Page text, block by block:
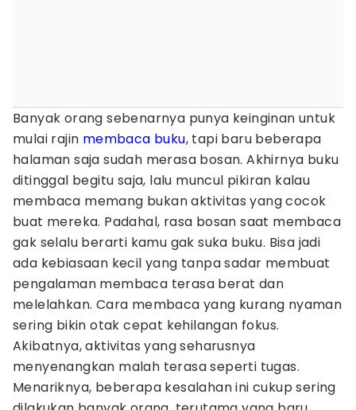
Banyak orang sebenarnya punya keinginan untuk
mulai rajin membaca buku, tapi baru beberapa
halaman saja sudah merasa bosan. Akhirnya buku
ditinggal begitu saja, lalu muncul pikiran kalau
membaca memang bukan aktivitas yang cocok
buat mereka. Padahal, rasa bosan saat membaca
gak selalu berarti kamu gak suka buku. Bisa jadi
ada kebiasaan kecil yang tanpa sadar membuat
pengalaman membaca terasa berat dan
melelahkan. Cara membaca yang kurang nyaman
sering bikin otak cepat kehilangan fokus.
Akibatnya, aktivitas yang seharusnya
menyenangkan malah terasa seperti tugas.
Menariknya, beberapa kesalahan ini cukup sering